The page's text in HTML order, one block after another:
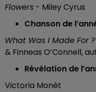
Flowers - Miley Cyrus
Chanson de
What Was I Made For ?
& Finneas O’Connell,
Révélation de
Victoria Monét